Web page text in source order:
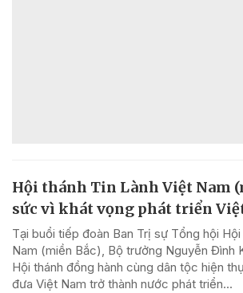
Hội thánh Tin Lành Việt Nam
sức vì khát vọng phát triển
Tại buổi tiếp đoàn Ban Trị sự Tổng hội
Nam (miền Bắc), Bộ trưởng Nguyễn Đình
Hội thánh đồng hành cùng dân tộc hiện
đưa Việt Nam trở thành nước phát triển...